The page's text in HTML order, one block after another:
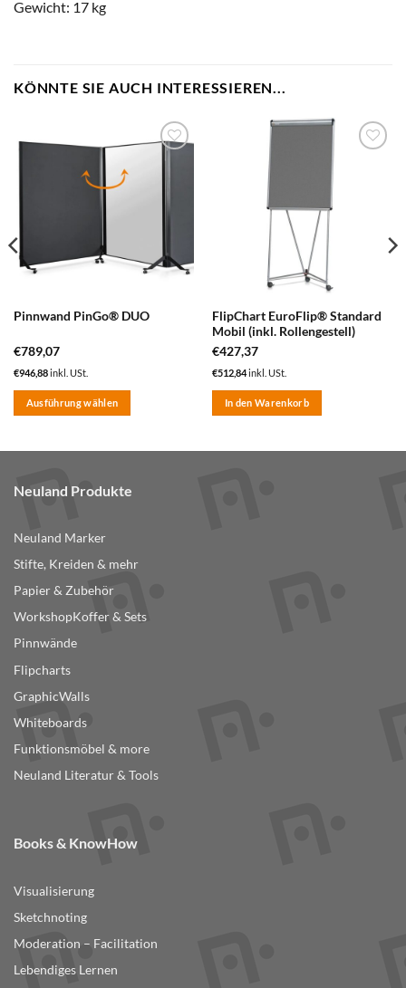
Gewicht: 17 kg
KÖNNTE SIE AUCH INTERESSIEREN...
zum
Pinnwand PinGo® DUO
€789,07
€946,88inkl. USt.
Ausführung wählen
Varianten
Die
Optionen
auf
der
gewählt
werden
FlipChart EuroFlip® Standard
Mobil (inkl. Rollengestell)
€427,37
€512,84inkl. USt.
In den Warenkorb
Neuland Produkte
Neuland Marker
Stifte, Kreiden & mehr
Papier & Zubehör
WorkshopKoffer & Sets
Pinnwände
Flipcharts
GraphicWalls
Whiteboards
Funktionsmöbel & more
Neuland Literatur & Tools
Books & KnowHow
Visualisierung
Sketchnoting
Moderation – Facilitation
Lebendiges Lernen